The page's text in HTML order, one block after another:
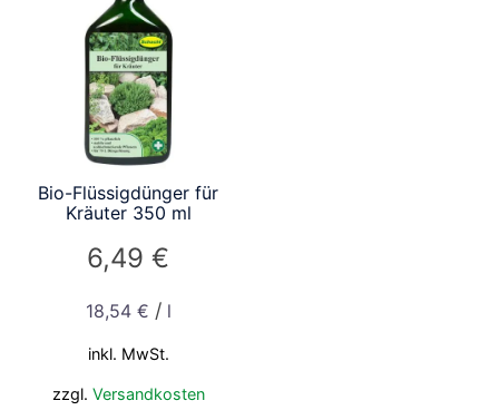
Bio-Flüssigdünger für
Kräuter 350 ml
6,49€
18,54 € / l
inkl. MwSt.
zzgl. Versandkosten